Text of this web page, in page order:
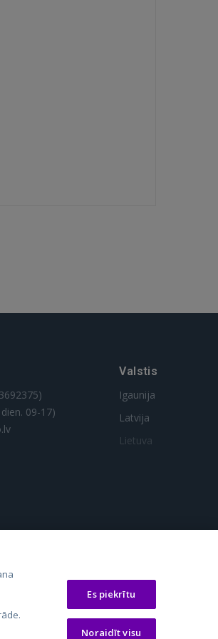
09-17)
Valstis
Igaunija
Latvija
Lietuva
Osta.ee
KuldneBörs.ee
Es piekrītu
Noraidīt visu